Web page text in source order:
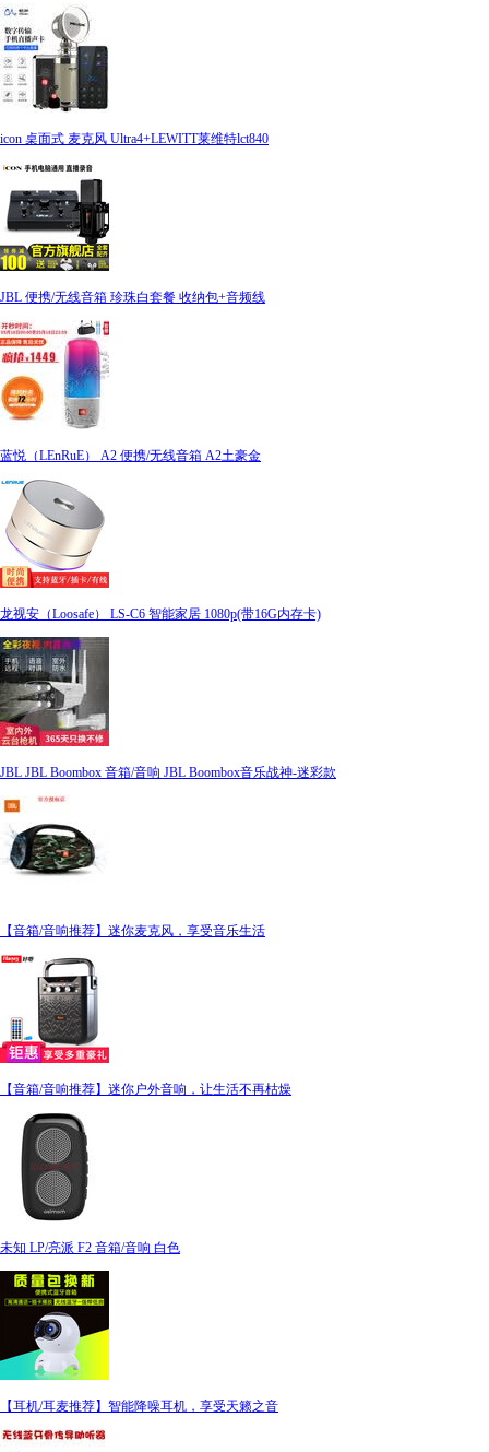
icon 桌面式 麦克风 Ultra4+LEWITT莱维特lct840
JBL 便携/无线音箱 珍珠白套餐 收纳包+音频线
蓝悦（LEnRuE） A2 便携/无线音箱 A2土豪金
龙视安（Loosafe） LS-C6 智能家居 1080p(带16G内存卡)
JBL JBL Boombox 音箱/音响 JBL Boombox音乐战神-迷彩款
【音箱/音响推荐】迷你麦克风，享受音乐生活
【音箱/音响推荐】迷你户外音响，让生活不再枯燥
未知 LP/亮派 F2 音箱/音响 白色
【耳机/耳麦推荐】智能降噪耳机，享受天籁之音